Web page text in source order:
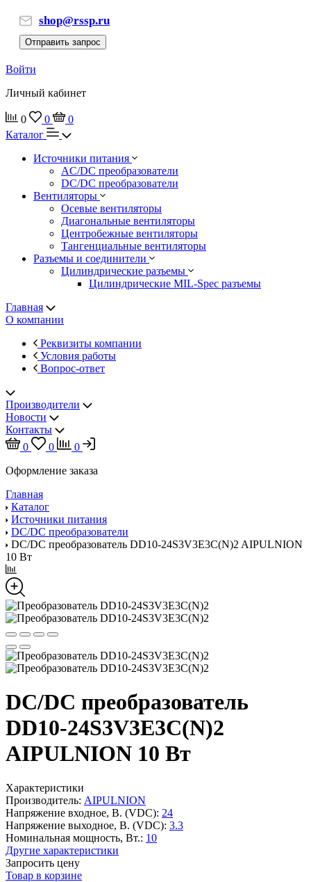
shop@rssp.ru
Отправить запрос
Войти
Личный кабинет
0 0
0
Каталог
Источники питания
AC/DC преобразователи
DC/DC преобразователи
Вентиляторы
Осевые вентиляторы
Диагональные вентиляторы
Центробежные вентиляторы
Тангенциальные вентиляторы
Разъемы и соединители
Цилиндрические разъемы
Цилиндрические MIL-Spec разъемы
Главная
О компании
Реквизиты компании
Условия работы
Вопрос-ответ
Производители
Новости
Контакты
0
0
0
Оформление заказа
Главная
Каталог
Источники питания
DC/DC преобразователи
DC/DC преобразователь DD10-24S3V3E3C(N)2 AIPULNION
10 Вт
DC/DC преобразователь
DD10-24S3V3E3C(N)2
AIPULNION 10 Вт
Характеристики
Производитель: AIPULNION
Напряжение входное, В. (VDC): 24
Напряжение выходное, В. (VDC): 3.3
Номинальная мощность, Вт.: 10
Другие характеристики
Запросить цену
Товар в корзине